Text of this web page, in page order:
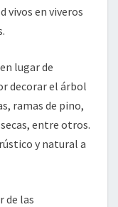
vivos en viveros
en lugar de
decorar el árbol
ramas de pino,
entre otros.
y natural a
de las